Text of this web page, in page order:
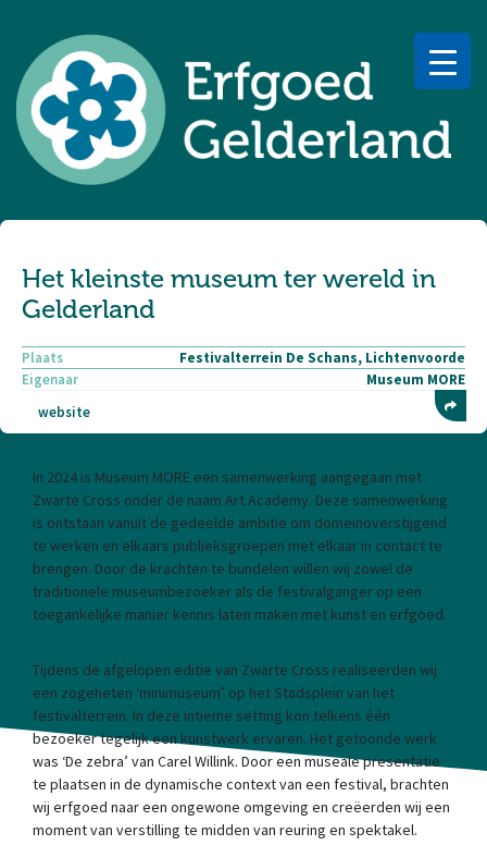
Het kleinste museum ter wereld in
Gelderland
Plaats
Festivalterrein De Schans, Lichtenvoorde
Eigenaar
Museum MORE
website
In 2024 is Museum MORE een samenwerking aangegaan met
Zwarte Cross onder de naam Art Academy. Deze samenwerking
is ontstaan vanuit de gedeelde ambitie om domeinoverstijgend
te werken en elkaars publieksgroepen met elkaar in contact te
brengen. Door de krachten te bundelen willen wij zowel de
traditionele museumbezoeker als de festivalganger op een
toegankelijke manier kennis laten maken met kunst en erfgoed.
Tijdens de afgelopen editie van Zwarte Cross realiseerden wij
een zogeheten ‘minimuseum’ op het Stadsplein van het
festivalterrein. In deze intieme setting kon telkens één
bezoeker tegelijk een kunstwerk ervaren. Het getoonde werk
was ‘De zebra’ van Carel Willink. Door een museale presentatie
te plaatsen in de dynamische context van een festival, brachten
wij erfgoed naar een ongewone omgeving en creëerden wij een
moment van verstilling te midden van reuring en spektakel.